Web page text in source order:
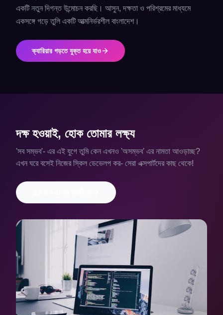
একটি নতুন দিগন্ত উন্মোচন করছি। আসুন, দক্ষতা ও পরিশ্রমের মাধ্যমে
একসঙ্গে গড়ে তুলি একটি আত্মনির্ভরশীল বাংলাদেশ।
ক্যারিয়ার গড়তে যুক্ত হয়ে যাও
দক্ষ হওয়াই, হোক তোমার লক্ষ্য
'সব সম্ভব'- এর এই যুগে তুমি কেন এখনও 'অসম্ভব' এর নামতা আওড়াচ্ছ?
এখন ঘরে বসেই নিজের স্কিল ডেভেলপ কর- সেরা এক্সপার্টদের কাছ থেকে!